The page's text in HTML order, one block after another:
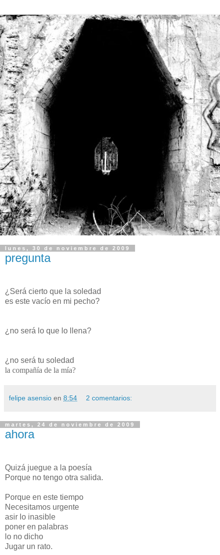
lunes, 30 de noviembre de 2009
pregunta
¿Será cierto que la soledad
es este vacío en mi pecho?
¿no será lo que lo llena?
¿no será tu soledad
la compañía de la mía?
felipe asensio en 8:54 2 comentarios:
martes, 24 de noviembre de 2009
ahora
Quizá juegue a la poesía
Porque no tengo otra salida.
Porque en este tiempo
Necesitamos urgente
asir lo inasible
poner en palabras
lo no dicho
Jugar un rato.